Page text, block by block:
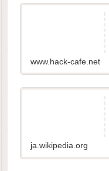
www.hack-cafe.net
ja.wikipedia.org